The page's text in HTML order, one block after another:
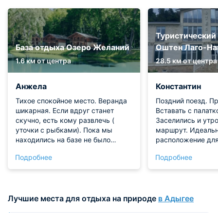
База отдыха Озеро Желаний
1.6 км от центра
Анжела
Тихое спокойное место. Веранда
шикарная. Если вдруг станет
скучно, есть кому развлечь (
уточки с рыбками). Пока мы
находились на базе не было
уж крикливые. Постельное белье
чистое, полотенца есть маленькие
есть. В целом впечатления
Подробнее
Оштен Лаго-
28.5 км от центра
Константин
Поздний поезд.
Вставать с
Заселились и
маршрут.
расположение
завтраки.
Подробнее
Лучшие места для отдыха на природе в Адыгее